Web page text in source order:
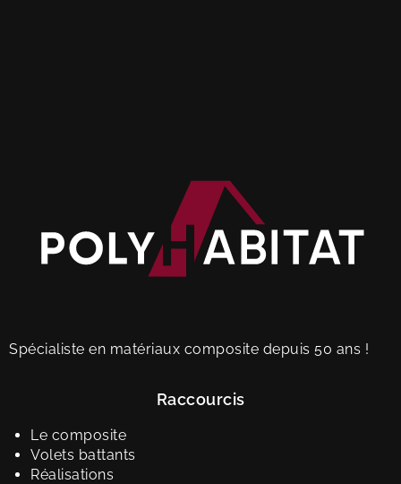
Spécialiste en matériaux composite depuis 50 ans !
Raccourcis
Le composite
Volets battants
Réalisations